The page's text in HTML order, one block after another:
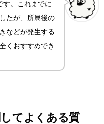
す。これまでに
たが、所属後の
などが発生する
くおすすめでき
てよくある質